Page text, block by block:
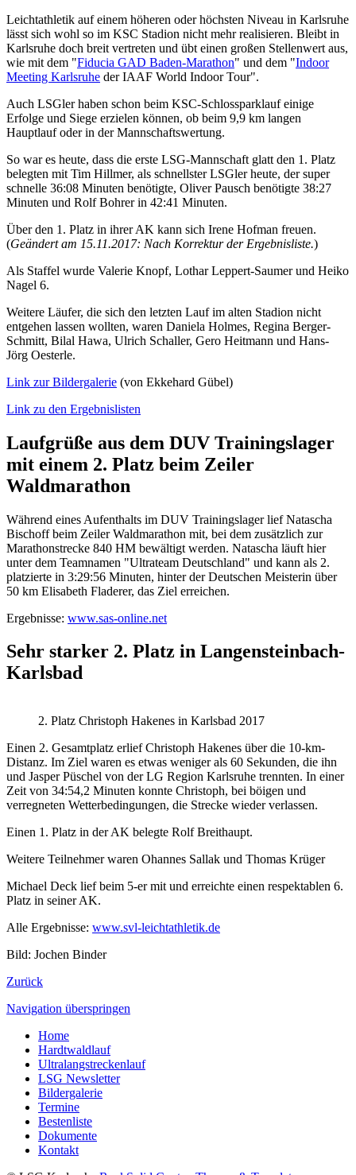
Leichtathletik auf einem höheren oder höchsten Niveau in Karlsruhe
lässt sich wohl so im KSC Stadion nicht mehr realisieren. Bleibt in
Karlsruhe doch breit vertreten und übt einen großen Stellenwert aus,
wie mit dem "Fiducia GAD Baden-Marathon" und dem "Indoor
Meeting Karlsruhe der IAAF World IndoorTour".
Auch LSGler haben schon beim KSC-Schlossparklauf einige
Erfolge und Siege erzielen können, ob beim 9,9 km langen
Hauptlauf oder in der Mannschaftswertung.
So war es heute, dass die erste LSG-Mannschaft glatt den 1. Platz
belegten mit Tim Hillmer, als schnellster LSGler heute, der super
schnelle 36:08 Minuten benötigte, Oliver Pausch benötigte 38:27
Minuten und Rolf Bohrer in 42:41 Minuten.
Über den 1. Platz in ihrer AK kann sich Irene Hofman freuen.
(Geändert am 15.11.2017: Nach Korrektur der Ergebnisliste.)
Als Staffel wurde Valerie Knopf, Lothar Leppert-Saumer und Heiko
Nagel 6.
Weitere Läufer, die sich den letzten Lauf im alten Stadion nicht
entgehen lassen wollten, waren Daniela Holmes, Regina Berger-
Schmitt, Bilal Hawa, Ulrich Schaller, Gero Heitmann und Hans-
Jörg Oesterle.
Link zur Bildergalerie (von Ekkehard Gübel)
Link zu den Ergebnislisten
Laufgrüße aus dem DUV Trainingslager
mit einem 2. Platz beim Zeiler
Waldmarathon
Während eines Aufenthalts im DUV Trainingslager lief Natascha
Bischoff beim Zeiler Waldmarathon mit, bei dem zusätzlich zur
Marathonstrecke 840 HM bewältigt werden. Natascha läuft hier
unter dem Teamnamen "Ultrateam Deutschland" und kann als 2.
platzierte in 3:29:56 Minuten, hinter der Deutschen Meisterin über
50 km Elisabeth Fladerer, das Ziel erreichen.
Ergebnisse: www.sas-online.net
Sehr starker 2. Platz in Langensteinbach-
Karlsbad
2. Platz Christoph Hakenes in Karlsbad 2017
Einen 2. Gesamtplatz erlief Christoph Hakenes über die 10-km-
Distanz. Im Ziel waren es etwas weniger als 60 Sekunden, die ihn
und Jasper Püschel von der LG Region Karlsruhe trennten. In einer
Zeit von 34:54,2 Minuten konnte Christoph, bei böigen und
verregneten Wetterbedingungen, die Strecke wieder verlassen.
Einen 1. Platz in der AK belegte Rolf Breithaupt.
Weitere Teilnehmer waren Ohannes Sallak und Thomas Krüger
Michael Deck lief beim 5-er mit und erreichte einen respektablen 6.
Platz in seiner AK.
Alle Ergebnisse: www.svl-leichtathletik.de
Bild: Jochen Binder
Zurück
Navigation überspringen
Home
Hardtwaldlauf
Ultralangstreckenlauf
LSG Newsletter
Bildergalerie
Termine
Bestenliste
Dokumente
Kontakt